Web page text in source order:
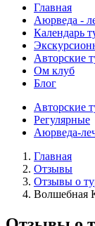
Главная
Аюрведа -
Календарь
Авторские
Ом клуб
Блог
Авторские
Регулярные
Аюрведа-
Главная
Отзывы
Отзывы о
Волшебная